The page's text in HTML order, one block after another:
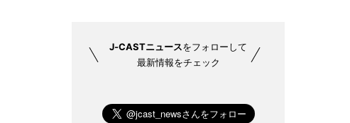
J-CASTニュースをフォローして
最新情報をチェック